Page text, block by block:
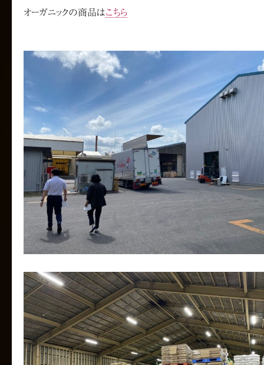
オーガニックの商品はこちら